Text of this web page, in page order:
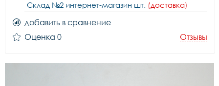
Склад №2 интернет-магазин шт. (доставка)
добавить в сравнение
Оценка 0
Отзывы